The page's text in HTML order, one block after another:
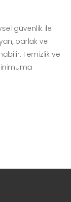
güvenlik ile
parlak ve
Temizlik ve